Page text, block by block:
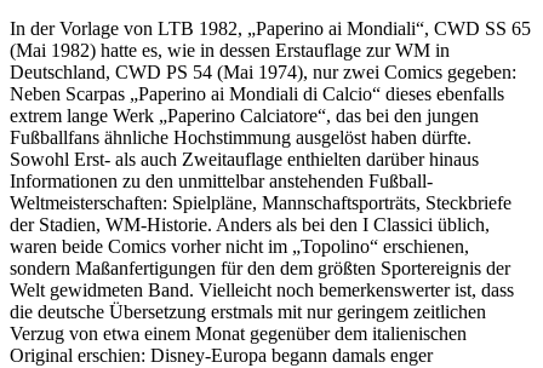
In der Vorlage von LTB 1982, „Paperino ai Mondiali“, CWD SS 65
(Mai 1982) hatte es, wie in dessen Erstauflage zur WM in
Deutschland, CWD PS 54 (Mai 1974), nur zwei Comics gegeben:
Neben Scarpas „Paperino ai Mondiali di Calcio“ dieses ebenfalls
extrem lange Werk „Paperino Calciatore“, das bei den jungen
Fußballfans ähnliche Hochstimmung ausgelöst haben dürfte.
Sowohl Erst- als auch Zweitauflage enthielten darüber hinaus
Informationen zu den unmittelbar anstehenden Fußball-
Weltmeisterschaften: Spielpläne, Mannschaftsporträts, Steckbriefe
der Stadien, WM-Historie. Anders als bei den I Classici üblich,
waren beide Comics vorher nicht im „Topolino“ erschienen,
sondern Maßanfertigungen für den dem größten Sportereignis der
Welt gewidmeten Band. Vielleicht noch bemerkenswerter ist, dass
die deutsche Übersetzung erstmals mit nur geringem zeitlichen
Verzug von etwa einem Monat gegenüber dem italienischen
Original erschien: Disney-Europa begann damals enger